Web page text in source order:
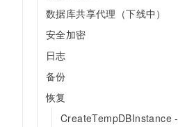
数据库共享代理（下线中）
安全加密
日志
备份
恢复
CreateTempDBInstance -